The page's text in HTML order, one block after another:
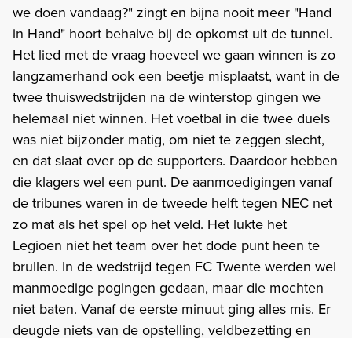
we doen vandaag?" zingt en bijna nooit meer "Hand
in Hand" hoort behalve bij de opkomst uit de tunnel.
Het lied met de vraag hoeveel we gaan winnen is zo
langzamerhand ook een beetje misplaatst, want in de
twee thuiswedstrijden na de winterstop gingen we
helemaal niet winnen. Het voetbal in die twee duels
was niet bijzonder matig, om niet te zeggen slecht,
en dat slaat over op de supporters. Daardoor hebben
die klagers wel een punt. De aanmoedigingen vanaf
de tribunes waren in de tweede helft tegen NEC net
zo mat als het spel op het veld. Het lukte het
Legioen niet het team over het dode punt heen te
brullen. In de wedstrijd tegen FC Twente werden wel
manmoedige pogingen gedaan, maar die mochten
niet baten. Vanaf de eerste minuut ging alles mis. Er
deugde niets van de opstelling, veldbezetting en